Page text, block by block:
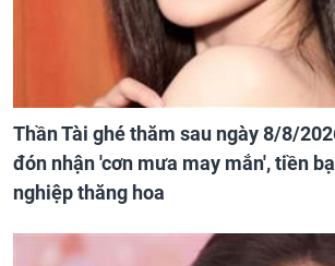
Thần Tài ghé thăm sau ngày 8/8/
đón nhận 'cơn mưa may mắn', tiền
nghiệp thăng hoa